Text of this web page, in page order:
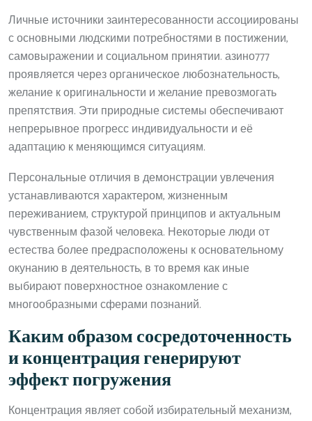
Личные источники заинтересованности ассоциированы
с основными людскими потребностями в постижении,
самовыражении и социальном принятии. азино777
проявляется через органическое любознательность,
желание к оригинальности и желание превозмогать
препятствия. Эти природные системы обеспечивают
непрерывное прогресс индивидуальности и её
адаптацию к меняющимся ситуациям.
Персональные отличия в демонстрации увлечения
устанавливаются характером, жизненным
переживанием, структурой принципов и актуальным
чувственным фазой человека. Некоторые люди от
естества более предрасположены к основательному
окунанию в деятельность, в то время как иные
выбирают поверхностное ознакомление с
многообразными сферами познаний.
Каким образом сосредоточенность
и концентрация генерируют
эффект погружения
Концентрация являет собой избирательный механизм,